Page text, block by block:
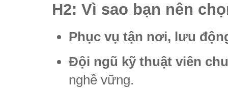
H2: Vì sao bạn nên
Phục vụ tận nơi, lưu
Đội ngũ kỹ thuật viên
nghề vững.